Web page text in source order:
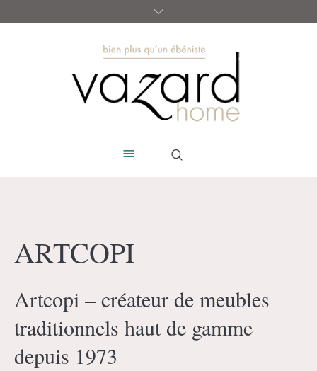
ARTCOPI
Artcopi – créateur de meubles
traditionnels haut de gamme
depuis 1973